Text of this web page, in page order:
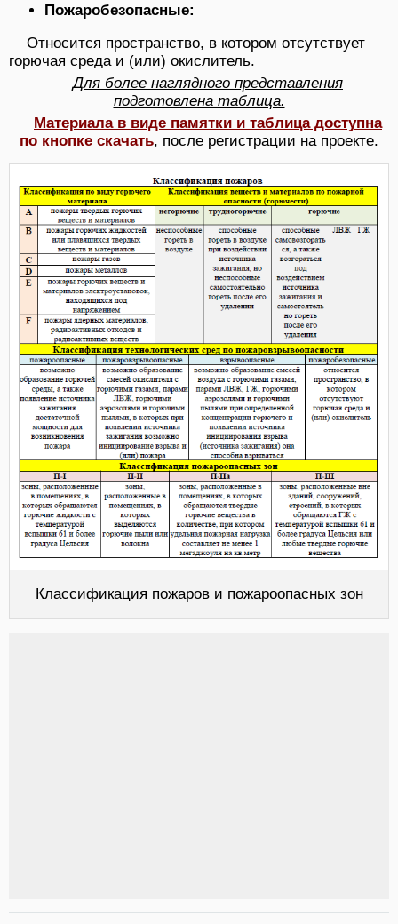
Пожаробезопасные:
Относится пространство, в котором отсутствует
горючая среда и (или) окислитель.
Для более наглядного представления
подготовлена таблица.
Материала в виде памятки и таблица доступна
по кнопке скачать, после регистрации на проекте.
Классификация пожаров и пожароопасных зон